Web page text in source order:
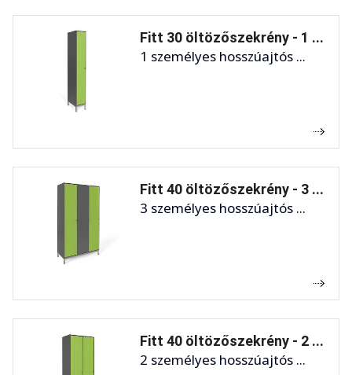
Fitt 30 öltözőszekrény - 1 ...
1 személyes hosszúajtós ...
Fitt 40 öltözőszekrény - 3 ...
3 személyes hosszúajtós ...
Fitt 40 öltözőszekrény - 2 ...
2 személyes hosszúajtós ...